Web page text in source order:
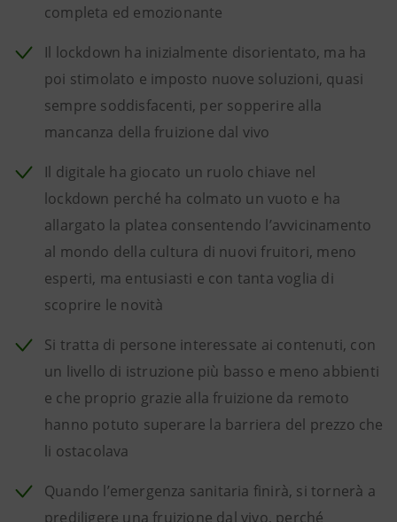
completa ed emozionante
Il lockdown ha inizialmente disorientato, ma ha
poi stimolato e imposto nuove soluzioni, quasi
sempre soddisfacenti, per sopperire alla
mancanza della fruizione dal vivo
Il digitale ha giocato un ruolo chiave nel
lockdown perché ha colmato un vuoto e ha
allargato la platea consentendo l’avvicinamento
al mondo della cultura di nuovi fruitori, meno
esperti, ma entusiasti e con tanta voglia di
scoprire le novità
Si tratta di persone interessate ai contenuti, con
un livello di istruzione più basso e meno abbienti
e che proprio grazie alla fruizione da remoto
hanno potuto superare la barriera del prezzo che
li ostacolava
Quando l’emergenza sanitaria finirà, si tornerà a
prediligere una fruizione dal vivo, perché